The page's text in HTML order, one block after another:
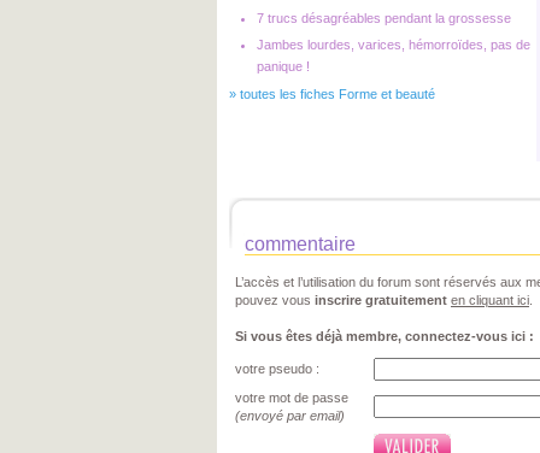
7 trucs désagréables pendant la grossesse
Jambes lourdes, varices, hémorroïdes, pas de
panique !
» toutes les fiches Forme et beauté
commentaire
L’accès et l’utilisation du forum sont réservés aux
pouvez vous inscrire gratuitement en cliquant ici
Si vous êtes déjà membre, connectez-vous ici :
votre pseudo :
votre mot de passe
(envoyé par email)